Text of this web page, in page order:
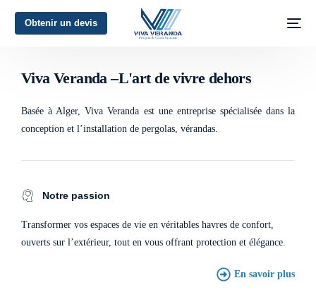
Obtenir un devis
L'art de vivre dehors
Viva Veranda –L'art de vivre dehors
Basée à Alger, Viva Veranda est une entreprise spécialisée dans la
conception et l’installation de pergolas, vérandas.
Notre passion
Transformer vos espaces de vie en véritables havres de confort,
ouverts sur l’extérieur, tout en vous offrant protection et élégance.
En savoir plus